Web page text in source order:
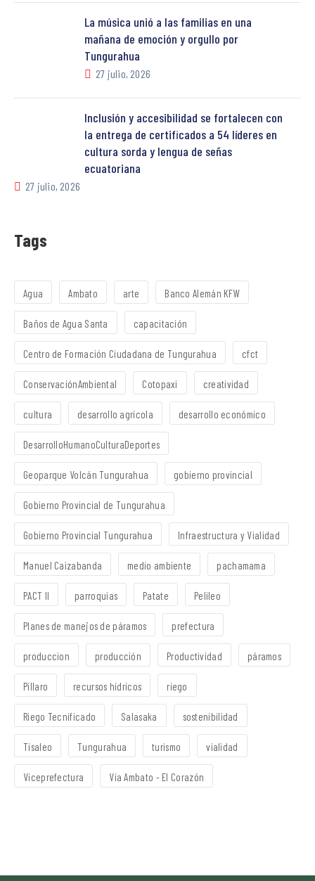
La música unió a las familias en una
mañana de emoción y orgullo por
Tungurahua
27 julio, 2026
Inclusión y accesibilidad se fortalecen con
la entrega de certificados a 54 líderes en
cultura sorda y lengua de señas
ecuatoriana
27 julio, 2026
Tags
Agua Ambato arte Banco Alemán KFW
Baños de Agua Santa capacitación
Centro de Formación Ciudadana de Tungurahua cfct
ConservaciónAmbiental Cotopaxi creatividad
cultura desarrollo agrícola desarrollo económico
DesarrolloHumanoCulturaDeportes
Geoparque Volcán Tungurahua gobierno provincial
Gobierno Provincial de Tungurahua
Gobierno Provincial Tungurahua Infraestructura y Vialidad
Manuel Caizabanda medio ambiente pachamama
PACT II parroquias Patate Pelileo
Planes de manejos de páramos prefectura
produccion producción Productividad páramos
Píllaro recursos hídricos riego
Riego Tecnificado Salasaka sostenibilidad
Tisaleo Tungurahua turismo vialidad
Viceprefectura Vía Ambato - El Corazón